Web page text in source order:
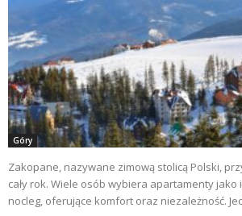
Góry
Zakopane, nazywane zimową stolicą Polski,
cały rok. Wiele osób wybiera apartamenty jako
nocleg, oferujące komfort oraz niezależność.